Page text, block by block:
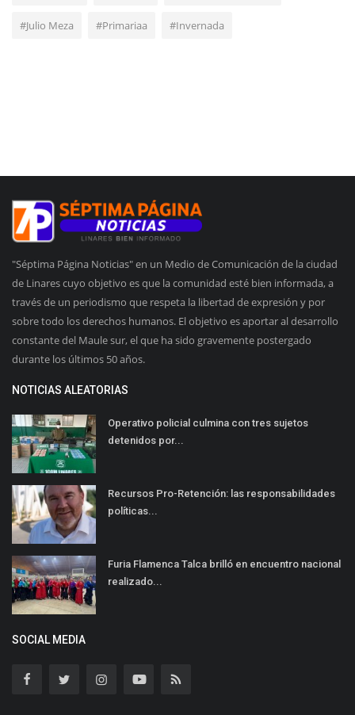
#Julio Meza #Primariaa #Invernada
"Séptima Página Noticias" en un Medio de Comunicación de la ciudad
de Linares cuyo objetivo es que la comunidad esté bien informada, a
través de un periodismo que respeta la libertad de expresión y por
sobre todo los derechos humanos. El objetivo es aportar al desarrollo
constante del Maule sur, el que ha sido gravemente postergado
durante los últimos 50 años.
NOTICIAS ALEATORIAS
Operativo policial culmina con tres sujetos
detenidos por...
Recursos Pro-Retención: las responsabilidades
políticas...
Furia Flamenca Talca brilló en encuentro nacional
realizado...
SOCIAL MEDIA